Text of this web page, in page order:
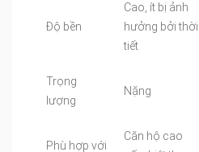
Độ bền
Cao, ít bị ảnh
hưởng bởi thời
tiết
Trọng
lượng
Nặng
Phù hợp với
Căn hộ cao